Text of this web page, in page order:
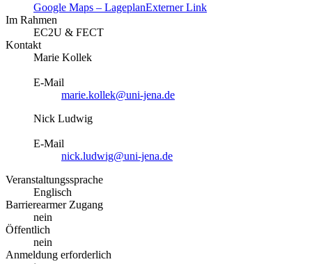
Google Maps – LageplanExterner Link
Im Rahmen
EC2U & FECT
Kontakt
Marie Kollek
E-Mail
marie.kollek@uni-jena.de
Nick Ludwig
E-Mail
nick.ludwig@uni-jena.de
Veranstaltungssprache
Englisch
Barrierearmer Zugang
nein
Öffentlich
nein
Anmeldung erforderlich